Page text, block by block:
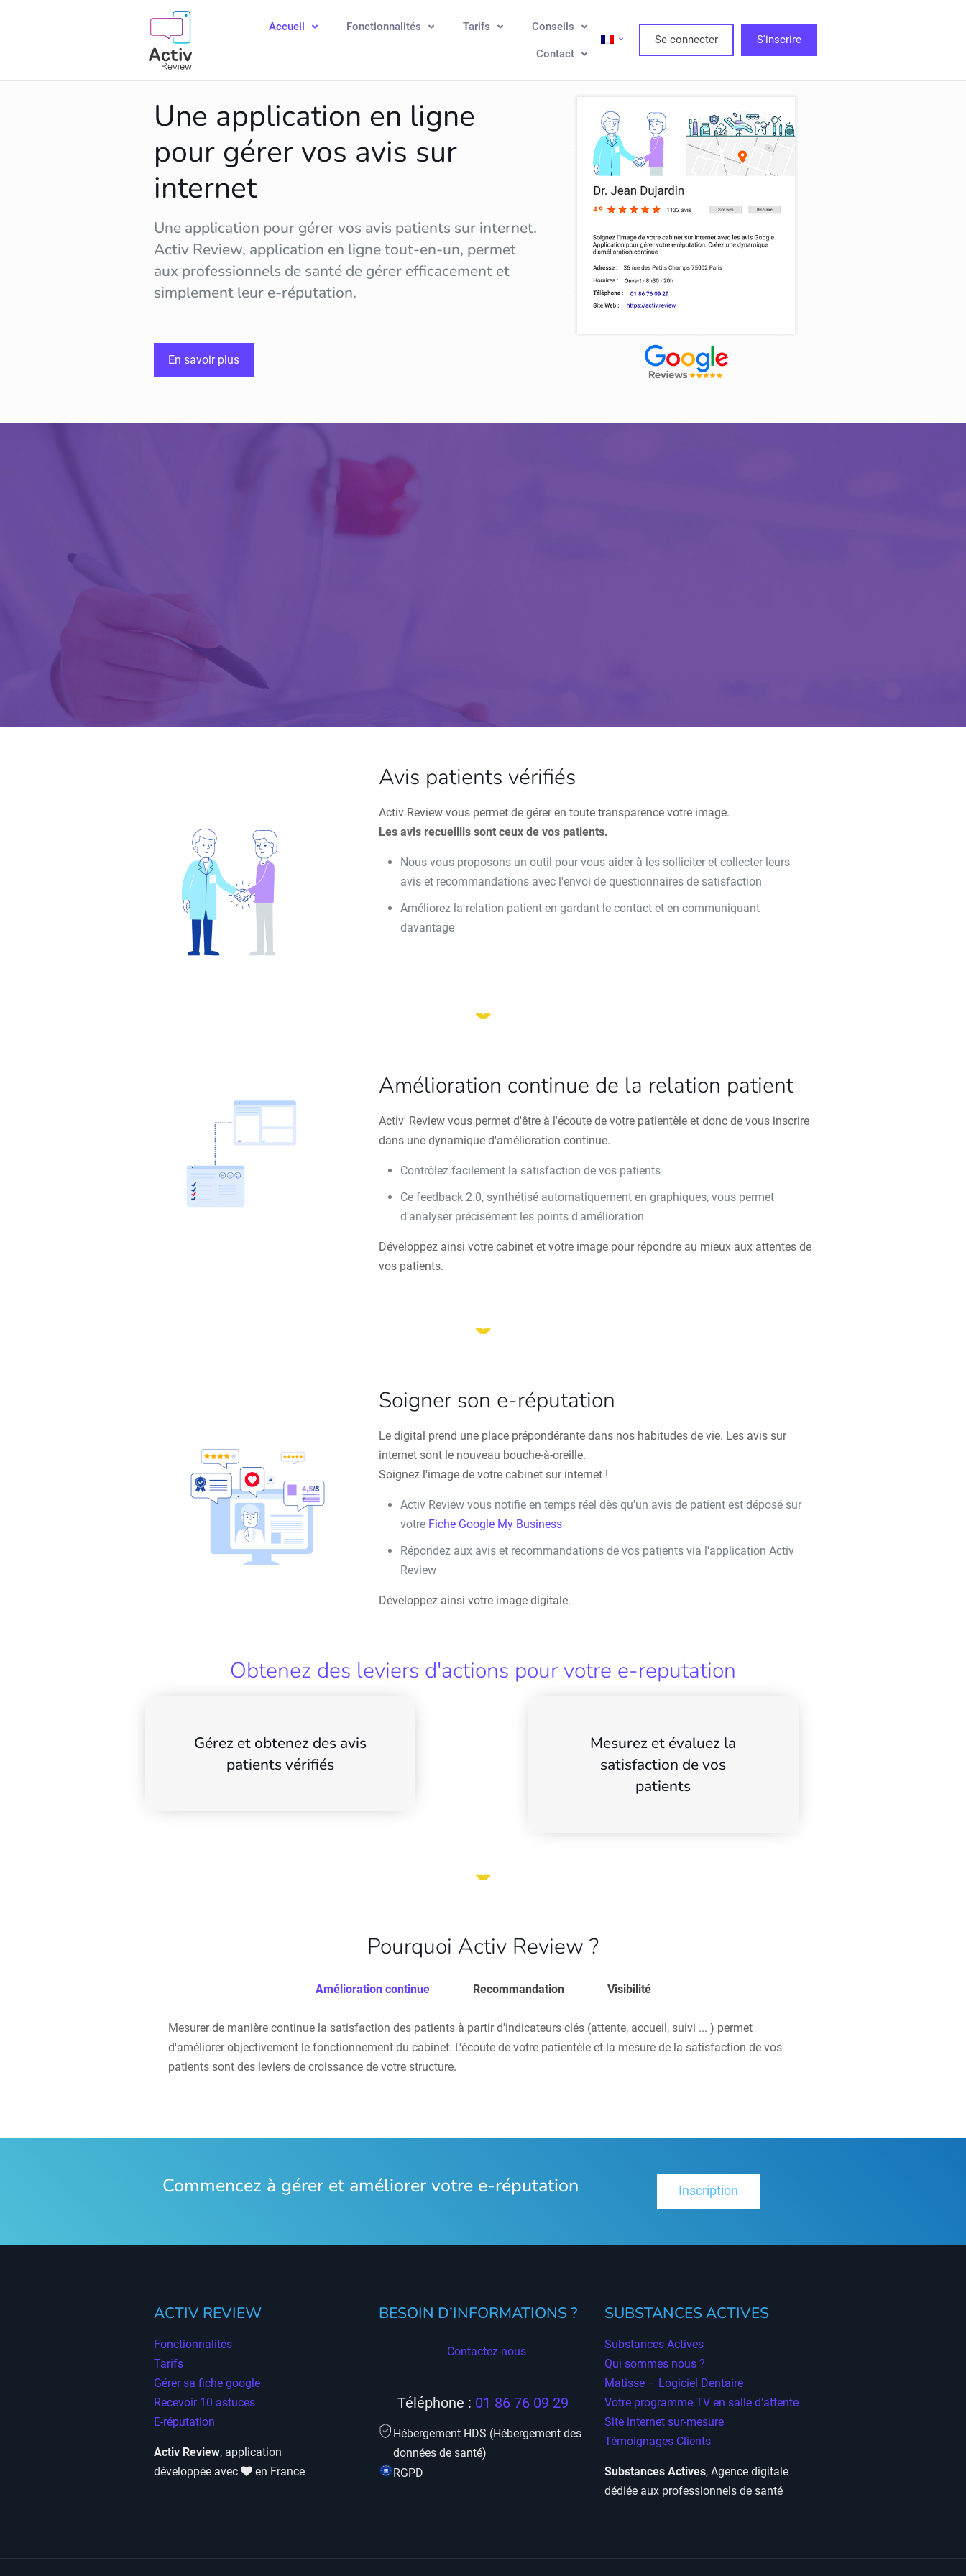
Accueil Fonctionnalités Tarifs Conseils
Contact
Se connecter S'inscrire
Une application en ligne
pour gérer vos avis sur
internet
Une application pour gérer vos avis patients sur internet.
Activ Review, application en ligne tout-en-un, permet
aux professionnels de santé de gérer efficacement et
simplement leur e-réputation.
En savoir plus
Avis patients vérifiés
Activ Review vous permet de gérer en toute transparence votre image.
Les avis recueillis sont ceux de vos patients.
Nous vous proposons un outil pour vous aider à les solliciter et collecter leurs
avis et recommandations avec l'envoi de questionnaires de satisfaction
Améliorez la relation patient en gardant le contact et en communiquant
davantage
Amélioration continue de la relation patient
Activ' Review vous permet d'être à l'écoute de votre patientèle et donc de vous inscrire
dans une dynamique d'amélioration continue.
Contrôlez facilement la satisfaction de vos patients
Ce feedback 2.0, synthétisé automatiquement en graphiques, vous permet
d'analyser précisément les points d'amélioration
Développez ainsi votre cabinet et votre image pour répondre au mieux aux attentes de
vos patients.
Soigner son e-réputation
Le digital prend une place prépondérante dans nos habitudes de vie. Les avis sur
internet sont le nouveau bouche-à-oreille.
Soignez l'image de votre cabinet sur internet !
Activ Review vous notifie en temps réel dès qu'un avis de patient est déposé sur
votre Fiche Google My Business
Répondez aux avis et recommandations de vos patients via l'application Activ
Review
Développez ainsi votre image digitale.
Obtenez des leviers d'actions pour votre e-reputation
Gérez et obtenez des avis
patients vérifiés
Mesurez et évaluez la
satisfaction de vos
patients
Pourquoi Activ Review ?
Amélioration continue Recommandation Visibilité
Mesurer de manière continue la satisfaction des patients à partir d'indicateurs clés (attente, accueil, suivi ... ) permet
d'améliorer objectivement le fonctionnement du cabinet. L'écoute de votre patientèle et la mesure de la satisfaction de vos
patients sont des leviers de croissance de votre structure.
Commencez à gérer et améliorer votre e-réputation Inscription
ACTIV REVIEW
Fonctionnalités
Tarifs
Gérer sa fiche google
Recevoir 10 astuces
E-réputation
Activ Review, application
développée avec
en France
BESOIN D’INFORMATIONS ?
Contactez-nous
Téléphone : 01 86 76 09 29
Hébergement HDS (Hébergement des
données de santé)
RGPD
SUBSTANCES ACTIVES
Substances Actives
Qui sommes nous ?
Matisse – Logiciel Dentaire
Votre programme TV en salle d’attente
Site internet sur-mesure
Témoignages Clients
Substances Actives, Agence digitale
dédiée aux professionnels de santé